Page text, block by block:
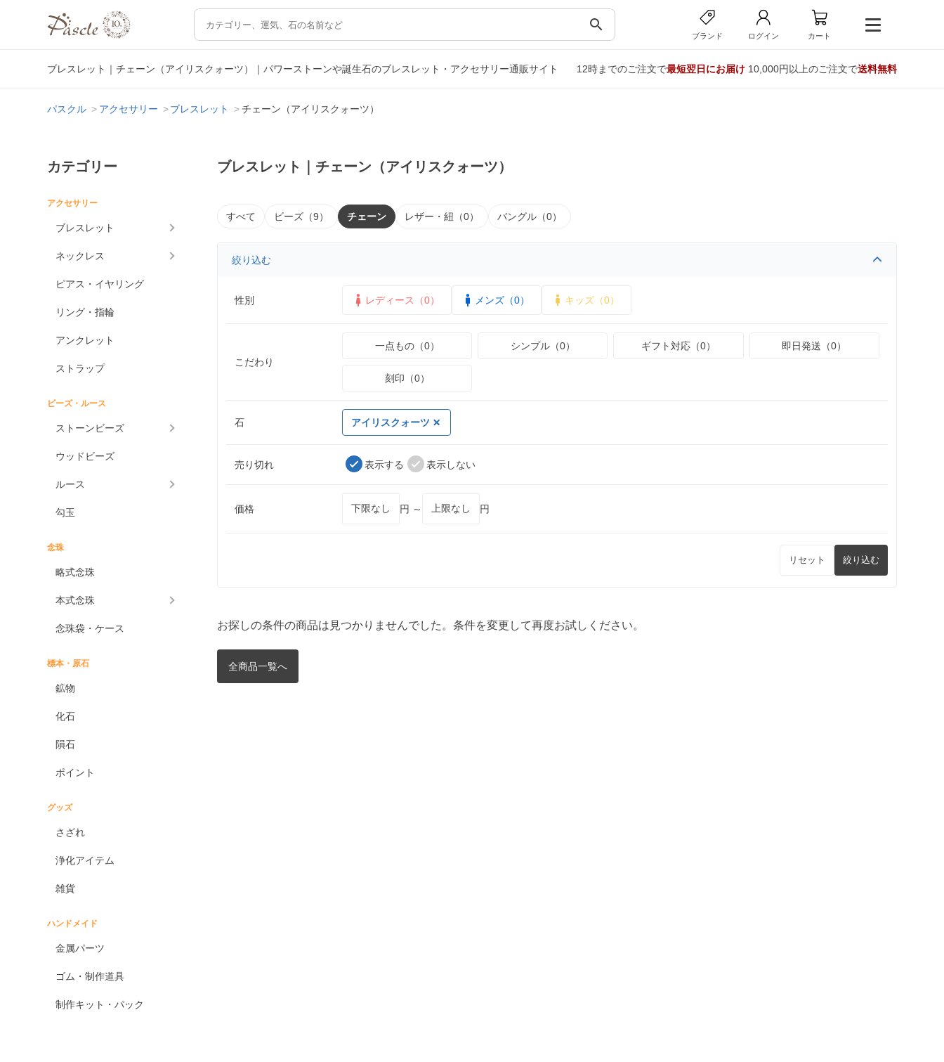
search
ブランド ログイン カート
ブレスレット｜チェーン（アイリスクォーツ）｜パワーストーンや誕生石のブレスレット・アクセサリー通販サイト 12時までのご注文で最短翌日にお届け10,000円以上のご注文で送料無料
パスクル アクセサリー ブレスレット チェーン（アイリスクォーツ）
カテゴリー
アクセサリー
ブレスレット
ネックレス
ピアス・イヤリング
リング・指輪
アンクレット
ストラップ
ビーズ・ルース
ストーンビーズ
ウッドビーズ
ルース
勾玉
念珠
略式念珠
本式念珠
念珠袋・ケース
標本・原石
鉱物
化石
隕石
ポイント
グッズ
さざれ
浄化アイテム
雑貨
ハンドメイド
金属パーツ
ゴム・制作道具
制作キット・パック
ブレスレット｜チェーン（アイリスクォーツ）
すべて ビーズ（9） チェーン レザー・紐（0） バングル（0）
絞り込む
性別 レディース（0） メンズ（0） キッズ（0）
こだわり
一点もの（0） シンプル（0） ギフト対応（0） 即日発送（0）
刻印（0）
石 アイリスクォーツ
売り切れ 表示する 表示しない
価格 円 ～ 円
リセット 絞り込む
お探しの条件の商品は見つかりませんでした。条件を変更して再度お試しください。
全商品一覧へ